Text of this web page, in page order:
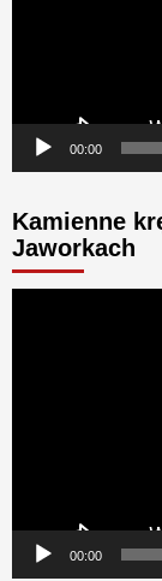
00:00
Kamienne
Jaworkach
00:00